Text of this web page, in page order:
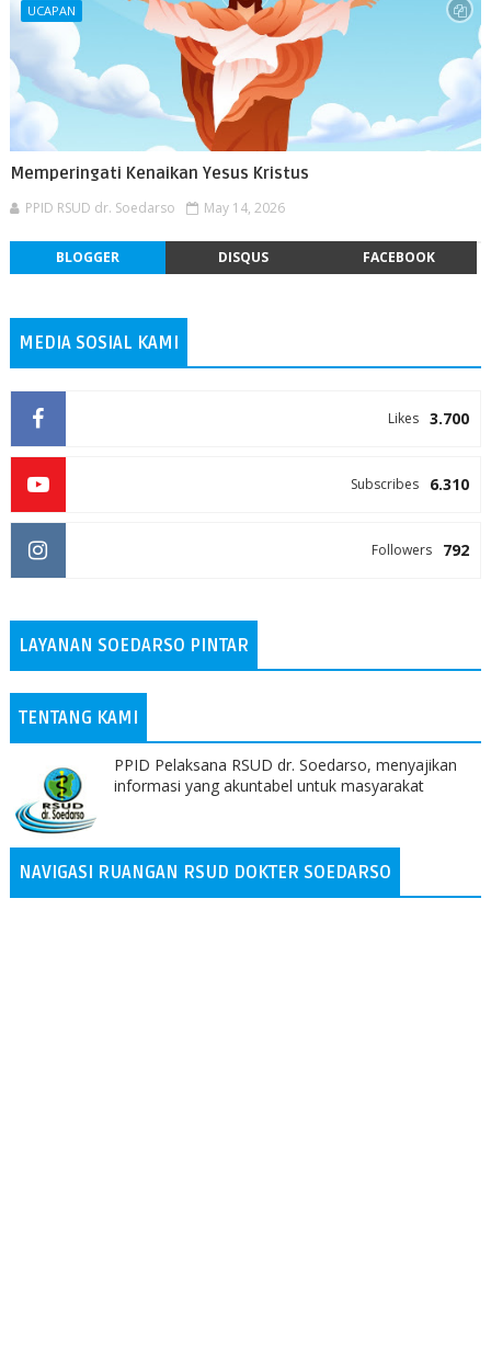
UCAPAN
Memperingati Kenaikan Yesus Kristus
PPID RSUD dr. Soedarso May 14, 2026
BLOGGER DISQUS FACEBOOK
MEDIA SOSIAL KAMI
3.700
Likes
6.310
Subscribes
792
Followers
LAYANAN SOEDARSO PINTAR
TENTANG KAMI
PPID Pelaksana RSUD dr. Soedarso, menyajikan
informasi yang akuntabel untuk masyarakat
NAVIGASI RUANGAN RSUD DOKTER SOEDARSO